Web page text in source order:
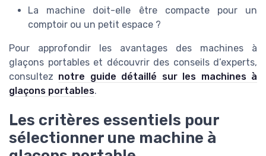
La machine doit-elle être compacte pour un
comptoir ou un petit espace ?
Pour approfondir les avantages des machines à
glaçons portables et découvrir des conseils d’experts,
consultez notre guide détaillé sur les machines à
glaçons portables.
Les critères essentiels pour
sélectionner une machine à